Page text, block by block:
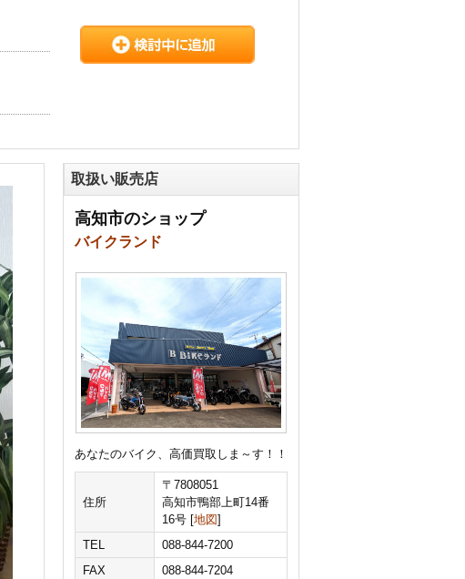
取扱い販売店
高知市のショップ
バイクランド
あなたのバイク、高価買取しま～す！！
住所
〒7808051
高知市鴨部上町14番
16号 [地図]
TEL
088-844-7200
FAX
088-844-7204